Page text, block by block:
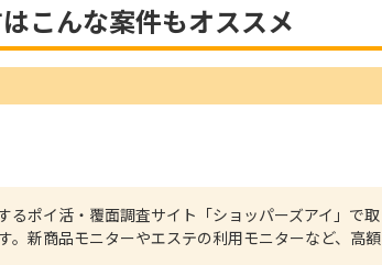
こんな案件もオススメ
るポイ活・覆面調査サイト「ショッパーズアイ」で取
。新商品モニターやエステの利用モニターなど、高額